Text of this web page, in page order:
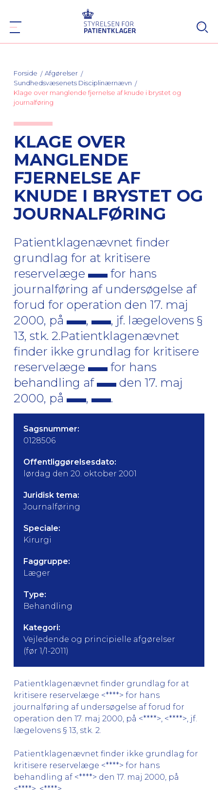
Forside
Afgørelser
Sundhedsvæsenets Disciplinærnævn
Klage over manglende fjernelse af knude i brystet og
journalføring
KLAGE OVER
MANGLENDE
FJERNELSE AF
KNUDE I BRYSTET OG
JOURNALFØRING
Patientklagenævnet finder
grundlag for at kritisere
reservelæge
for hans
journalføring af undersøgelse af
forud for operation den 17. maj
2000, på
,
, jf. lægelovens §
13, stk. 2.Patientklagenævnet
finder ikke grundlag for kritisere
reservelæge
for hans
behandling af
den 17. maj
2000, på
, .
Sagsnummer:
0128506
Offentliggørelsesdato:
lørdag den 20. oktober 2001
Juridisk tema:
Journalføring
Speciale:
Kirurgi
Faggruppe:
Læger
Type:
Behandling
Kategori:
Vejledende og principielle afgørelser
(før 1/1-2011)
Patientklagenævnet finder grundlag for at
kritisere reservelæge <****> for hans
journalføring af undersøgelse af forud for
operation den 17. maj 2000, på <****>, <****>, jf.
lægelovens § 13, stk. 2.
Patientklagenævnet finder ikke grundlag for
kritisere reservelæge <****> for hans
behandling af <****> den 17. maj 2000, på